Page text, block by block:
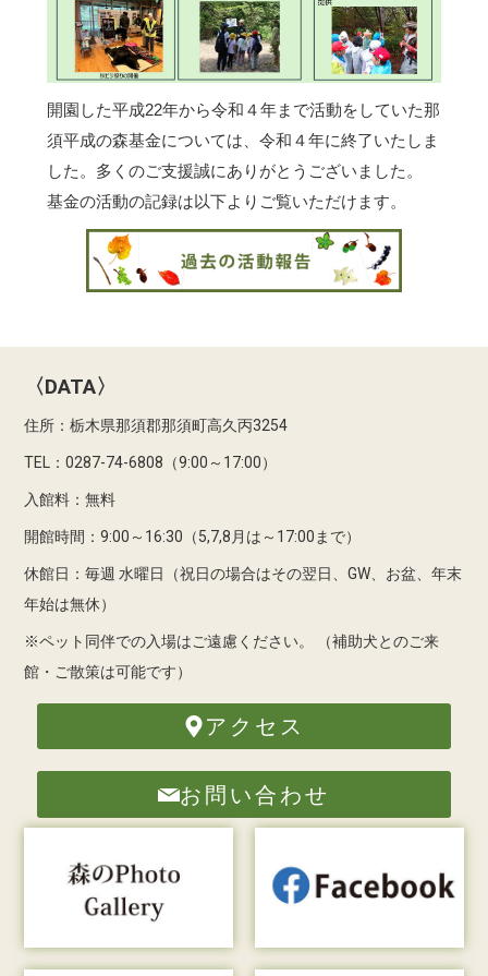
開園した平成22年から令和４年まで活動をしていた那
須平成の森基金については、令和４年に終了いたしま
した。多くのご支援誠にありがとうございました。
基金の活動の記録は以下よりご覧いただけます。
〈DATA〉
住所：栃木県那須郡那須町高久丙3254
TEL：0287-74-6808（9:00～17:00）
入館料：無料
開館時間：9:00～16:30（5,7,8月は～17:00まで）
休館日：毎週 水曜日（祝日の場合はその翌日、GW、お盆、年末
年始は無休）
※ペット同伴での入場はご遠慮ください。
（補助犬とのご来
館・ご散策は可能です）
アクセス
お問い合わせ